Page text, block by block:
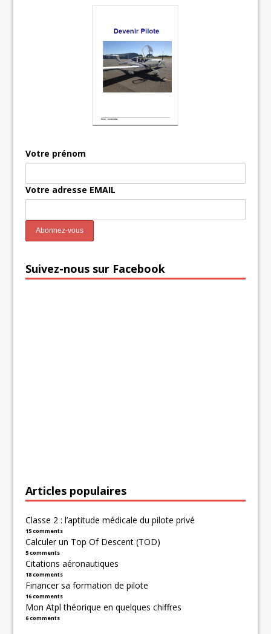
Votre prénom
Votre adresse EMAIL
Suivez-nous sur Facebook
Articles populaires
Classe 2 : l’aptitude médicale du pilote privé
15 comments
Calculer un Top Of Descent (TOD)
5 comments
Citations aéronautiques
18 comments
Financer sa formation de pilote
16 comments
Mon Atpl théorique en quelques chiffres
6 comments